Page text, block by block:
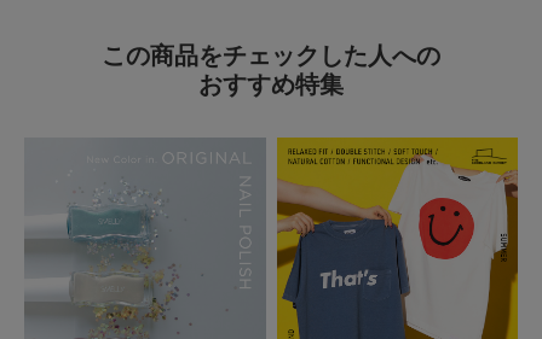
ただ、これをパンツが落ちてこないようにと思って使用すると、キツめに占
める必要があります。そうすると、ベルトに白い跡が着いてしまいます。
参考になった 0 Like! 0
この商品をチェックした人への
おすすめ特集